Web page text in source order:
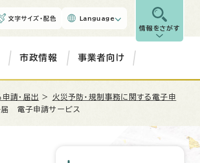
文字サイズ・配色 Language
情報をさがす
市政情報 事業者向け
請・届出 > 火災予防・規制事務に関する電子申
届 電子申請サービス